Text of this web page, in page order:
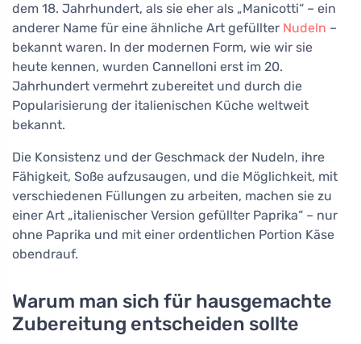
dem 18. Jahrhundert, als sie eher als „Manicotti“ – ein
anderer Name für eine ähnliche Art gefüllter Nudeln –
bekannt waren. In der modernen Form, wie wir sie
heute kennen, wurden Cannelloni erst im 20.
Jahrhundert vermehrt zubereitet und durch die
Popularisierung der italienischen Küche weltweit
bekannt.
Die Konsistenz und der Geschmack der Nudeln, ihre
Fähigkeit, Soße aufzusaugen, und die Möglichkeit, mit
verschiedenen Füllungen zu arbeiten, machen sie zu
einer Art „italienischer Version gefüllter Paprika“ – nur
ohne Paprika und mit einer ordentlichen Portion Käse
obendrauf.
Warum man sich für hausgemachte
Zubereitung entscheiden sollte